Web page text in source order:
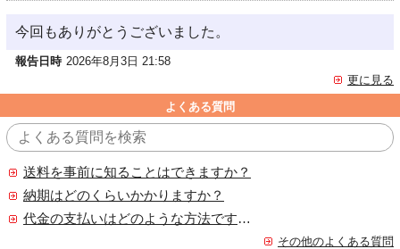
今回もありがとうございました。
報告日時 2026年8月3日 21:58
更に見る
よくある質問
送料を事前に知ることはできますか？
納期はどのくらいかかりますか？
代金の支払いはどのような方法ですか？
その他のよくある質問